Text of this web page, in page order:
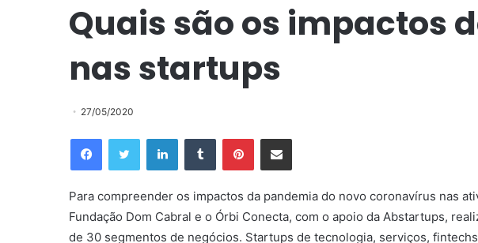
Quais são os impactos
nas startups
27/05/2020
Para compreender os impactos da pandemia do novo coronavírus nas
Fundação Dom Cabral e o Órbi Conecta, com o apoio da Abstartups,
de 30 segmentos de negócios. Startups de tecnologia, serviços,